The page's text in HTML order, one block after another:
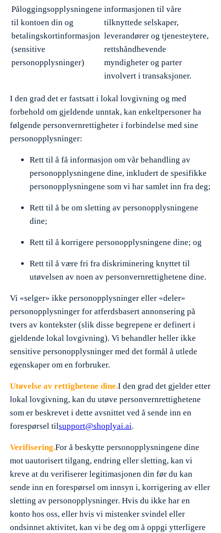
Påloggingsopplysningene
til kontoen din og
betalingskortinformasjon
(sensitive
personopplysninger)
informasjonen til våre
tilknyttede selskaper,
leverandører og tjenesteytere,
rettshåndhevende
myndigheter og parter
involvert i transaksjoner.
I den grad det er fastsatt i lokal lovgivning og med
forbehold om gjeldende unntak, kan enkeltpersoner ha
følgende personvernrettigheter i forbindelse med sine
personopplysninger:
Rett til å få informasjon om vår behandling av
personopplysningene dine, inkludert de spesifikke
personopplysningene som vi har samlet inn fra deg;
Rett til å be om sletting av personopplysningene
dine;
Rett til å korrigere personopplysningene dine; og
Rett til å være fri fra diskriminering knyttet til
utøvelsen av noen av personvernrettighetene dine.
Vi «selger» ikke personopplysninger eller «deler»
personopplysninger for atferdsbasert annonsering på
tvers av kontekster (slik disse begrepene er definert i
gjeldende lokal lovgivning). Vi behandler heller ikke
sensitive personopplysninger med det formål å utlede
egenskaper om en forbruker.
Utøvelse av rettighetene dine.I den grad det gjelder etter
lokal lovgivning, kan du utøve personvernrettighetene
som er beskrevet i dette avsnittet ved å sende inn en
forespørsel tilsupport@shoplyai.ai.
Verifisering.For å beskytte personopplysningene dine
mot uautorisert tilgang, endring eller sletting, kan vi
kreve at du verifiserer legitimasjonen din før du kan
sende inn en forespørsel om innsyn i, korrigering av eller
sletting av personopplysninger. Hvis du ikke har en
konto hos oss, eller hvis vi mistenker svindel eller
ondsinnet aktivitet, kan vi be deg om å oppgi ytterligere